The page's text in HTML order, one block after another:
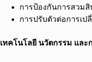
การป้องกันการสวมสิ
การปรับตัวต่อการเ
เทคโนโลยี นวัตกรรม แล